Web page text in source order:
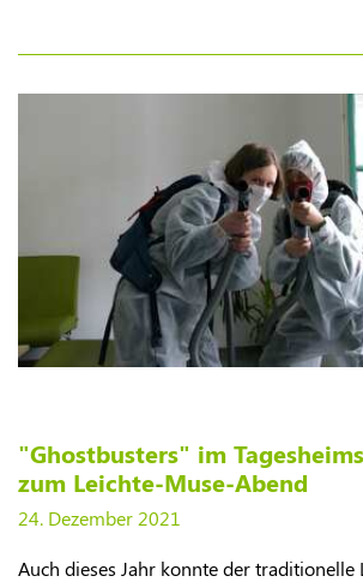
"Ghostbusters" im
zum Leichte-Muse-Abend
24. Dezember 2021
Auch dieses Jahr konnte der traditionelle